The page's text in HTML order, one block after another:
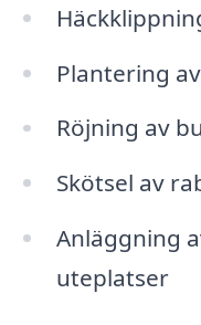
Plantering
Röjning av
Skötsel av
Anläggning
uteplatser